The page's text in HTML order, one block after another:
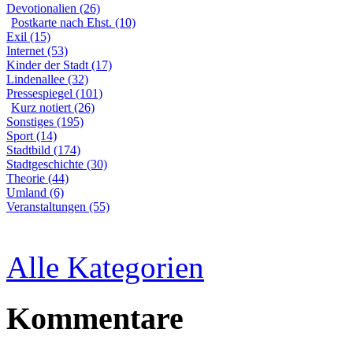
Devotionalien (26)
Postkarte nach Ehst. (10)
Exil (15)
Internet (53)
Kinder der Stadt (17)
Lindenallee (32)
Pressespiegel (101)
Kurz notiert (26)
Sonstiges (195)
Sport (14)
Stadtbild (174)
Stadtgeschichte (30)
Theorie (44)
Umland (6)
Veranstaltungen (55)
Alle Kategorien
Kommentare